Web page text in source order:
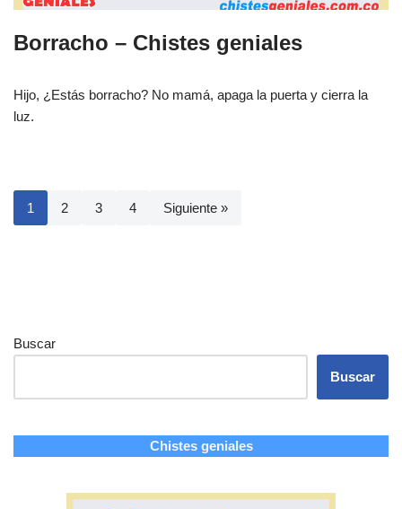
Borracho – Chistes geniales
Hijo, ¿Estás borracho? No mamá, apaga la puerta y cierra la
luz.
1 2 3 4 Siguiente »
Buscar
Buscar
Chistes geniales